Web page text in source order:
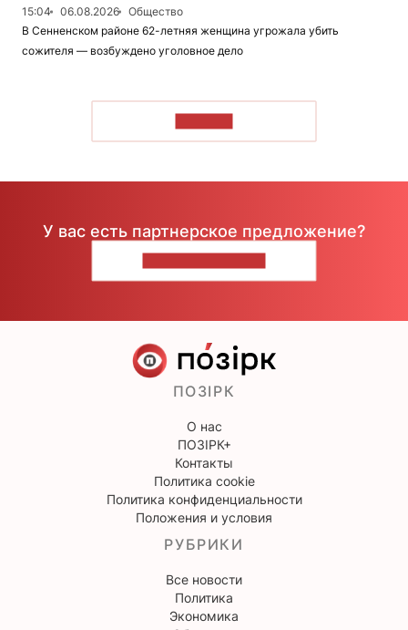
15:04
06.08.2026
Общество
В Сенненском районе 62-летняя женщина угрожала убить
сожителя — возбуждено уголовное дело
У вас есть партнерское предложение?
ПОЗІРК
О нас
ПОЗІРК+
Контакты
Политика cookie
Политика конфиденциальности
Положения и условия
РУБРИКИ
Все новости
Политика
Экономика